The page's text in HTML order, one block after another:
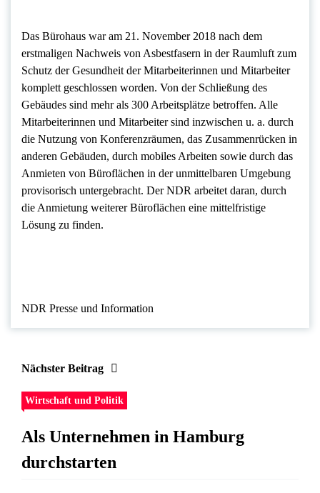
Das Bürohaus war am 21. November 2018 nach dem
erstmaligen Nachweis von Asbestfasern in der Raumluft zum
Schutz der Gesundheit der Mitarbeiterinnen und Mitarbeiter
komplett geschlossen worden. Von der Schließung des
Gebäudes sind mehr als 300 Arbeitsplätze betroffen. Alle
Mitarbeiterinnen und Mitarbeiter sind inzwischen u. a. durch
die Nutzung von Konferenzräumen, das Zusammenrücken in
anderen Gebäuden, durch mobiles Arbeiten sowie durch das
Anmieten von Büroflächen in der unmittelbaren Umgebung
provisorisch untergebracht. Der NDR arbeitet daran, durch
die Anmietung weiterer Büroflächen eine mittelfristige
Lösung zu finden.
NDR Presse und Information
Nächster Beitrag
Wirtschaft und Politik
Als Unternehmen in Hamburg
durchstarten